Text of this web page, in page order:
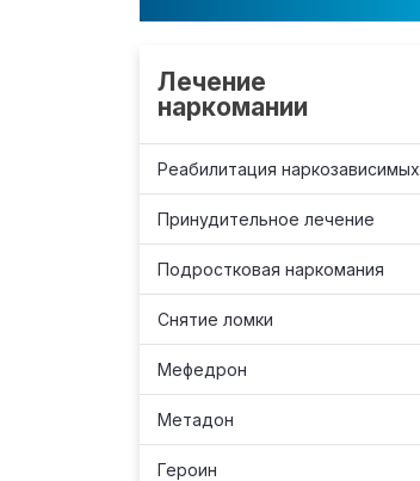
Лечение
наркомании
Реабилитация наркозависимых
Принудительное лечение
Подростковая наркомания
Снятие ломки
Мефедрон
Метадон
Героин